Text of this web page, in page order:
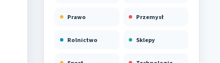
Prawo Przemysł
Rolnictwo Sklepy